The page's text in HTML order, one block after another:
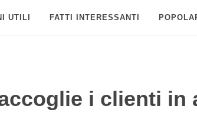
UTILI FATTI INTERESSANTI
i clienti in